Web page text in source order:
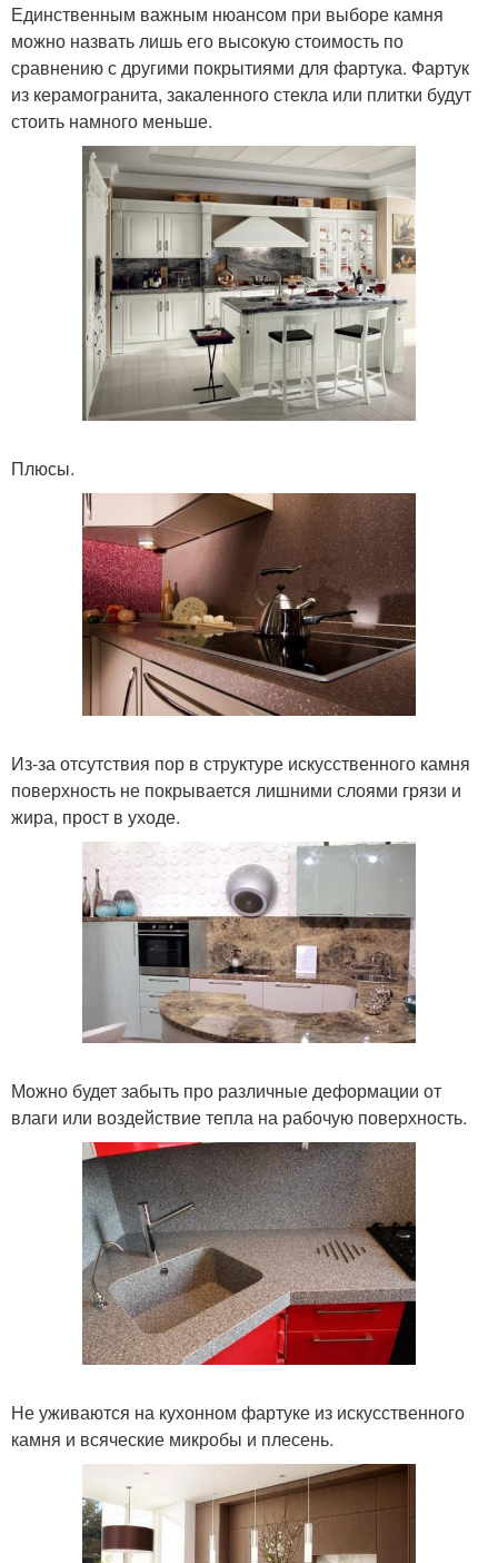
Единственным важным нюансом при выборе камня
можно назвать лишь его высокую стоимость по
сравнению с другими покрытиями для фартука. Фартук
из керамогранита, закаленного стекла или плитки будут
стоить намного меньше.
Плюсы.
Из-за отсутствия пор в структуре искусственного камня
поверхность не покрывается лишними слоями грязи и
жира, прост в уходе.
Можно будет забыть про различные деформации от
влаги или воздействие тепла на рабочую поверхность.
Не уживаются на кухонном фартуке из искусственного
камня и всяческие микробы и плесень.